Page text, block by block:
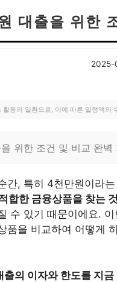
대출을 위한
2025-
활동의 일환으로, 이에 따른 일정액의
위한 조건 및 비교 완벽
간, 특히 4천만원이라
합한 금융상품을 찾는
수 있기 때문이에요.
품을 비교하여 어떻게
출의 이자와 한도를 지